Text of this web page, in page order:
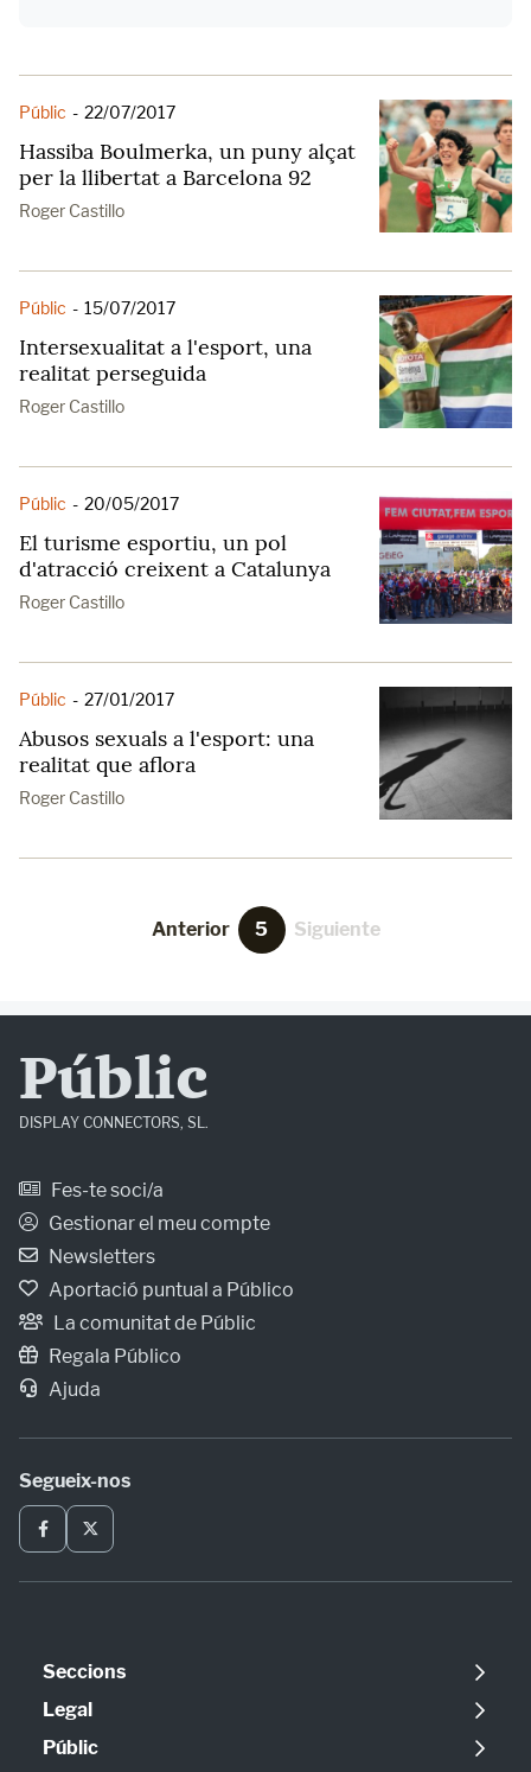
Públic - 22/07/2017
Hassiba Boulmerka, un puny alçat
per la llibertat a Barcelona 92
Roger Castillo
Públic - 15/07/2017
Intersexualitat a l'esport, una
realitat perseguida
Roger Castillo
Públic - 20/05/2017
El turisme esportiu, un pol
d'atracció creixent a Catalunya
Roger Castillo
Públic - 27/01/2017
Abusos sexuals a l'esport: una
realitat que aflora
Roger Castillo
Anterior 5 Siguiente
Públic
DISPLAY CONNECTORS, SL.
Fes-te soci/a
Gestionar el meu compte
Newsletters
Aportació puntual a Público
La comunitat de Públic
Regala Público
Ajuda
Segueix-nos
Seccions
Política
Opinió
Legal
Avís legal
Públic